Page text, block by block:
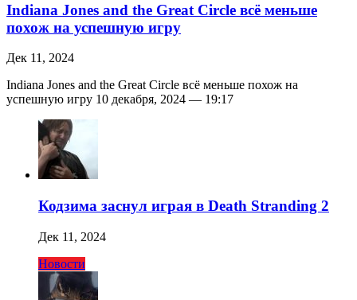
Indiana Jones and the Great Circle всё меньше
похож на успешную игру
Дек 11, 2024
Indiana Jones and the Great Circle всё меньше похож на
успешную игру 10 декабря, 2024 — 19:17
Кодзима заснул играя в Death Stranding 2
Дек 11, 2024
Новости